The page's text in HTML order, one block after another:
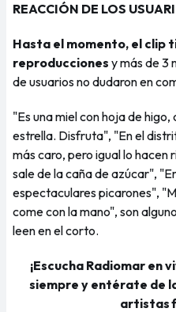
REACCIÓN DE LOS
Hasta el momento, el clip
reproducciones y más de 3
de usuarios no dudaron en
"Es una miel con hoja de
estrella. Disfruta", "En el
más caro, pero igual lo hacen
sale de la caña de azúcar",
espectaculares picarones",
come con la mano", son
leen en el corto.
¡Escucha Radiomar en
siempre y entérate de
artistas